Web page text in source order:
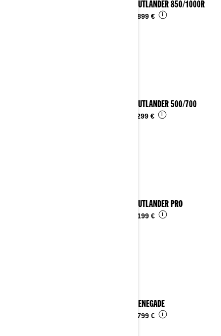
2025 OUTLANDER 850/1000R
14.899 € i
2025 OUTLANDER 500/700
11.299 € i
2025 OUTLANDER PRO
10.199 € i
2025 RENEGADE
15.799 € i